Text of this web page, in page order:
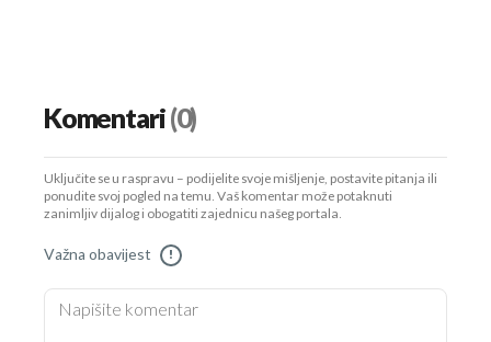
Komentari(0)
Uključite se u raspravu – podijelite svoje mišljenje, postavite pitanja ili
ponudite svoj pogled na temu. Vaš komentar može potaknuti
zanimljiv dijalog i obogatiti zajednicu našeg portala.
Važna obavijest !